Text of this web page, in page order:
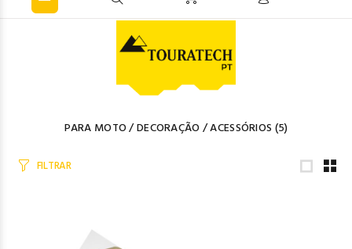
PARA MOTO/DECORAÇÃO /ACESSÓRIOS (5)
FILTRAR